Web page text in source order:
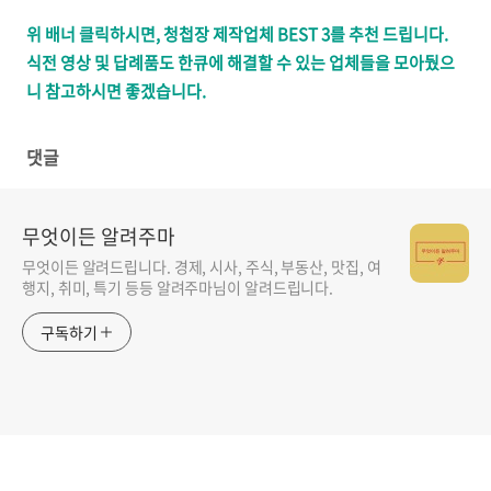
위 배너 클릭하시면, 청첩장 제작업체 BEST 3를 추천 드립니다.
식전 영상 및 답례품도 한큐에 해결할 수 있는 업체들을 모아뒀으
니 참고하시면 좋겠습니다.
댓글
무엇이든 알려주마
무엇이든 알려드립니다. 경제, 시사, 주식, 부동산, 맛집, 여
행지, 취미, 특기 등등 알려주마님이 알려드립니다.
구독하기